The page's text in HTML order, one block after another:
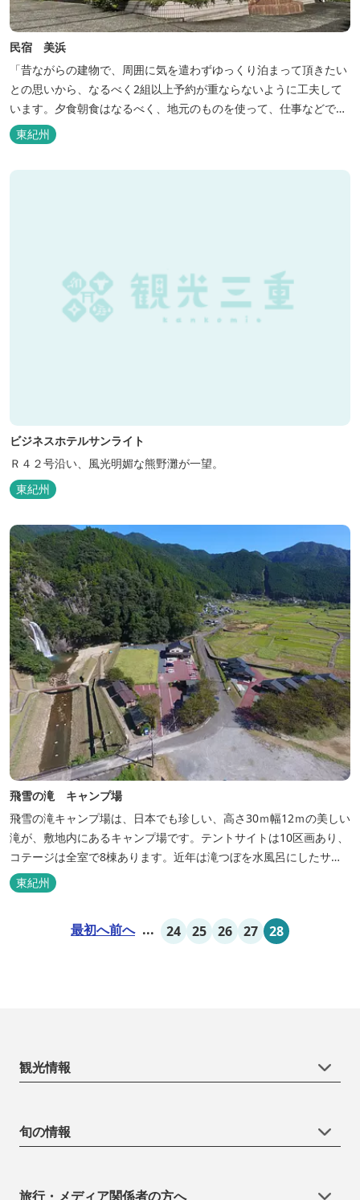
民宿 美浜
「昔ながらの建物で、周囲に気を遣わずゆっくり泊まって頂きたい
との思いから、なるべく2組以上予約が重ならないように工夫して
います。夕食朝食はなるべく、地元のものを使って、仕事などで連
泊の方には日替わりでご用意します。」オーナー様談。もし重なっ
た場合は、ごめんなさい。
東紀州
ビジネスホテルサンライト
Ｒ４２号沿い、風光明媚な熊野灘が一望。
東紀州
飛雪の滝 キャンプ場
飛雪の滝キャンプ場は、日本でも珍しい、高さ30ｍ幅12ｍの美しい
滝が、敷地内にあるキャンプ場です。テントサイトは10区画あり、
コテージは全室で8棟あります。近年は滝つぼを水風呂にしたサウ
ナが人気です。
東紀州
最初へ前へ ... 24 25 26 27 28
観光情報
旬の情報
旅行・メディア関係者の方へ